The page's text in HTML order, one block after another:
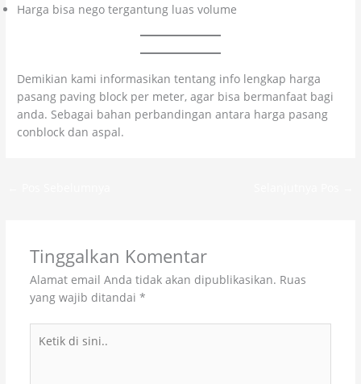
Harga bisa nego tergantung luas volume
Demikian kami informasikan tentang info lengkap harga
pasang paving block per meter, agar bisa bermanfaat bagi
anda. Sebagai bahan perbandingan antara harga pasang
conblock dan aspal.
Tinggalkan Komentar
Alamat email Anda tidak akan dipublikasikan. Ruas
yang wajib ditandai *